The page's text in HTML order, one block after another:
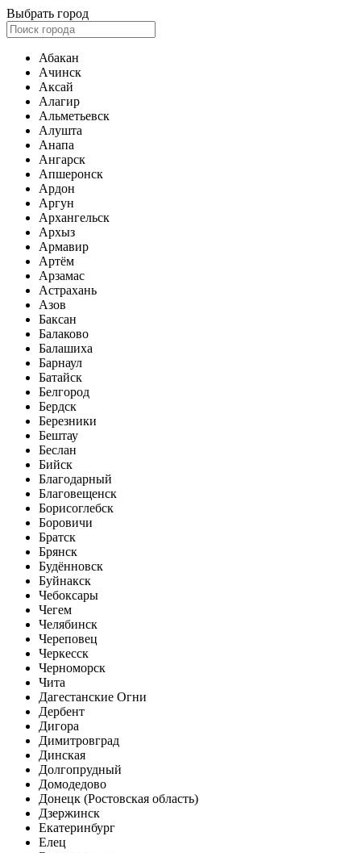
Выбрать город
Абакан
Ачинск
Аксай
Алагир
Альметьевск
Алушта
Анапа
Ангарск
Апшеронск
Ардон
Аргун
Архангельск
Архыз
Армавир
Артём
Арзамас
Астрахань
Азов
Баксан
Балаково
Балашиха
Барнаул
Батайск
Белгород
Бердск
Березники
Бештау
Беслан
Бийск
Благодарный
Благовещенск
Борисоглебск
Боровичи
Братск
Брянск
Будённовск
Буйнакск
Чебоксары
Чегем
Челябинск
Череповец
Черкесск
Черноморск
Чита
Дагестанские Огни
Дербент
Дигора
Димитровград
Динская
Долгопрудный
Домодедово
Донецк (Ростовская область)
Дзержинск
Екатеринбург
Елец